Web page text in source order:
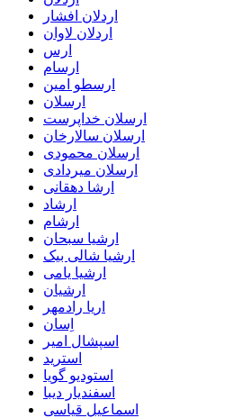
اردلان افشار
اردلان لاوان
ارس
ارسام
ارسطو امین
ارسلان
ارسلان خداپرست
ارسلان سالارخان
ارسلان محمودی
ارسلان میردادی
ارشا دهقانی
ارشاد
ارشام
ارشیا سبحان
ارشیا شالی بیک
ارشیا یامی
ارشیان
اریا رادمهر
اِسان
اسپشال امیر
استرید
استودیو گویا
اسفندیار دیبا
اسماعیل قیاسی